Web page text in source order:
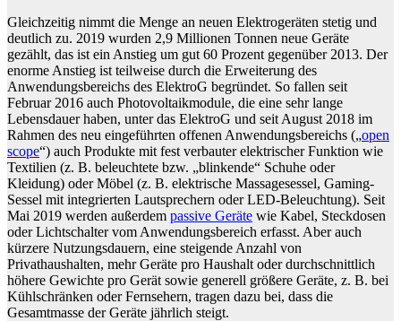
Gleichzeitig nimmt die Menge an neuen Elektrogeräten stetig und
deutlich zu. 2019 wurden 2,9 Millionen Tonnen neue Geräte
gezählt, das ist ein Anstieg um gut 60 Prozent gegenüber 2013. Der
enorme Anstieg ist teilweise durch die Erweiterung des
Anwendungsbereichs des ElektroG begründet. So fallen seit
Februar 2016 auch Photovoltaikmodule, die eine sehr lange
Lebensdauer haben, unter das ElektroG und seit August 2018 im
Rahmen des neu eingeführten offenen Anwendungsbereichs („open
scope“) auch Produkte mit fest verbauter elektrischer Funktion wie
Textilien (z. B. beleuchtete bzw. „blinkende“ Schuhe oder
Kleidung) oder Möbel (z. B. elektrische Massagesessel, Gaming-
Sessel mit integrierten Lautsprechern oder LED-Beleuchtung). Seit
Mai 2019 werden außerdem passive Geräte wie Kabel, Steckdosen
oder Lichtschalter vom Anwendungsbereich erfasst. Aber auch
kürzere Nutzungsdauern, eine steigende Anzahl von
Privathaushalten, mehr Geräte pro Haushalt oder durchschnittlich
höhere Gewichte pro Gerät sowie generell größere Geräte, z. B. bei
Kühlschränken oder Fernsehern, tragen dazu bei, dass die
Gesamtmasse der Geräte jährlich steigt.